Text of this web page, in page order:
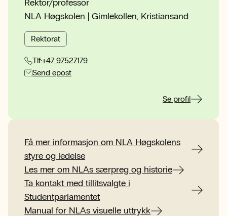
Rektor/professor
NLA Høgskolen | Gimlekollen, Kristiansand
Rektorat
Tlf:+47 97527179
Send epost
Se profil
Få mer informasjon om NLA Høgskolens
styre og ledelse
Les mer om NLAs særpreg og historie
Ta kontakt med tillitsvalgte i
Studentparlamentet
Manual for NLAs visuelle uttrykk